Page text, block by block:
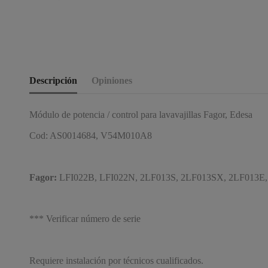
Descripción Opiniones
Módulo de potencia / control para lavavajillas Fagor, Edesa
Cod: AS0014684, V54M010A8
Fagor: LFI022B, LFI022N, 2LF013S, 2LF013SX,
*** Verificar número de serie
Requiere instalación por técnicos cualificados.